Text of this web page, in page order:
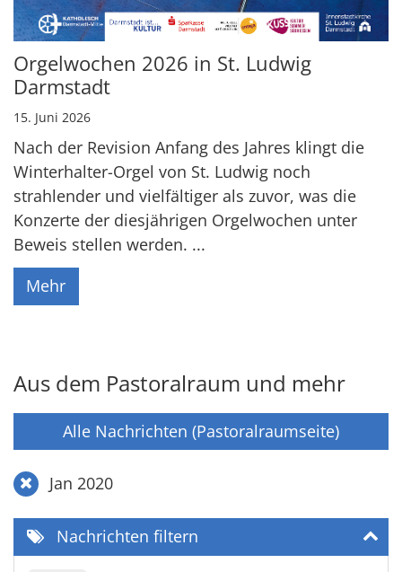
Orgelwochen 2026 in St. Ludwig
Darmstadt
15. Juni 2026
Nach der Revision Anfang des Jahres klingt die
Winterhalter-Orgel von St. Ludwig noch
strahlender und vielfältiger als zuvor, was die
Konzerte der diesjährigen Orgelwochen unter
Beweis stellen werden. ...
Mehr
Aus dem Pastoralraum und mehr
Alle Nachrichten (Pastoralraumseite)
Jan 2020
Nachrichten filtern